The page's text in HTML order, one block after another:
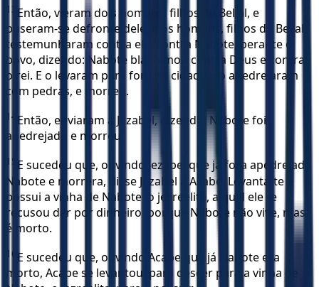
13 Então, vieram dois homens, filhos de Belial, e
puseram-se defronte dele; e os homens, filhos de Belial,
testemunharam contra ele, contra Nabote, perante o
povo, dizendo: Nabote blasfemou contra Deus e contra
o rei. E o levaram para fora da cidade e o apedrejaram
com pedras, e morreu.
14 Então, enviaram a Jezabel, dizendo: Nabote foi
apedrejado e morreu.
15 E sucedeu que, ouvindo Jezabel que já fora apedrejado
Nabote e morrera, disse Jezabel a Acabe: Levanta-te e
possui a vinha de Nabote, o jezreelita, a qual ele te
recusou dar por dinheiro; porque Nabote não vive, mas
é morto.
16 E sucedeu que, ouvindo Acabe que já Nabote era
morto, Acabe se levantou, para descer para a vinha de